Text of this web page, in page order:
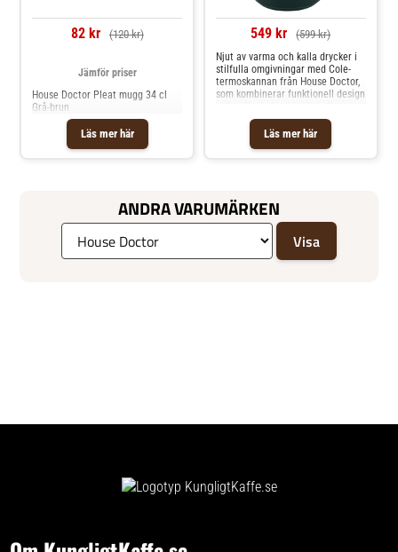
82 kr (120 kr)
Läs mer här
Jämför priser
House Doctor Pleat mugg 34 cl
Grå-brun
549 kr (599 kr)
Läs mer här
Njut av varma och kalla drycker i
stilfulla omgivningar med Cole-
termoskannan från House Doctor,
som kombinerar funktionell design
mörkgrön nyans. Kannan är
tillverkad av rostfritt stål och är
en hållbar lösning som håller
gör termoskannan idealisk för
servering av kaffe vid
kalla drycker på utflykter och
picknickar. Ett praktiskt handtag
ANDRA VARUMÄRKEN